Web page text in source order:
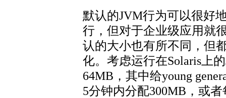
默认的JVM行为可以很好
行，但对于企业级应用就
认的大小也有所不同，但
化。考虑运行在Solaris上
64MB，其中给young
5分钟内分配300MB，或